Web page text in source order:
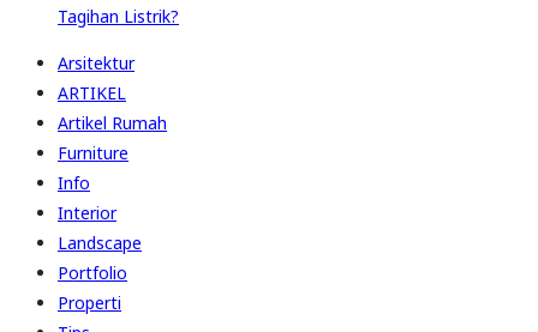
Tagihan Listrik?
Arsitektur
ARTIKEL
Artikel Rumah
Furniture
Info
Interior
Landscape
Portfolio
Properti